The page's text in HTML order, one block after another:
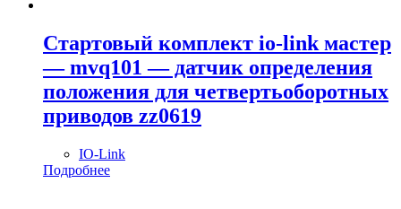
Стартовый комплект io-link мастер
— mvq101 — датчик определения
положения для четвертьоборотных
приводов zz0619
IO-Link
Подробнее